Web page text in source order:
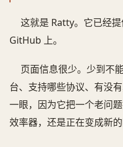
这就是 Ratty。它已经
GitHub 上。
页面信息很少。少到不
台、支持哪些协议、有没
一眼，因为它把一个老问
效率器，还是正在变成新的